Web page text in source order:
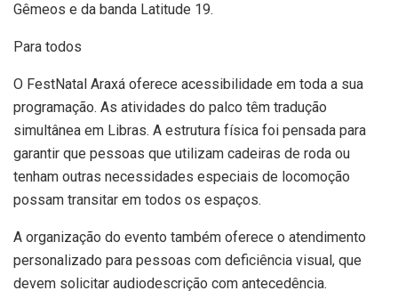
Gêmeos e da banda Latitude 19.
Para todos
O FestNatal Araxá oferece acessibilidade em toda a sua
programação. As atividades do palco têm tradução
simultânea em Libras. A estrutura física foi pensada para
garantir que pessoas que utilizam cadeiras de roda ou
tenham outras necessidades especiais de locomoção
possam transitar em todos os espaços.
A organização do evento também oferece o atendimento
personalizado para pessoas com deficiência visual, que
devem solicitar audiodescrição com antecedência.